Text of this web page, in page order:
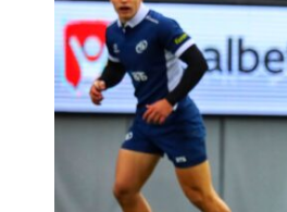
Регионы
Сборные
Антидопинг